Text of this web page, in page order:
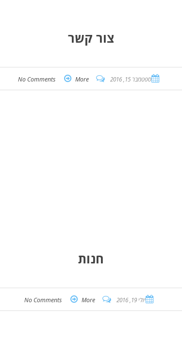
צור קשר
ספטמבר 15, 2016 No Comments More
חנות
יולי 19, 2016 No Comments More